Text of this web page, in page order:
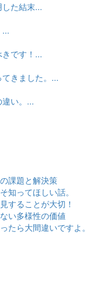
た結末...
...
です！...
きました。...
い。...
課題と解決策
知ってほしい話。
することが大切！
い多様性の価値
たら大間違いですよ。